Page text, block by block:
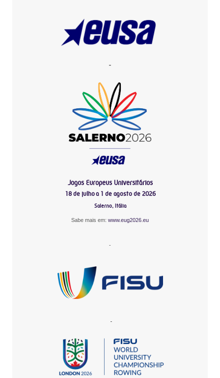
-
Jogos Europeus Universitários
18 de julho a 1 de agosto de 2026
Salerno, Itália
Sabe mais em: www.eug2026.eu
-
-